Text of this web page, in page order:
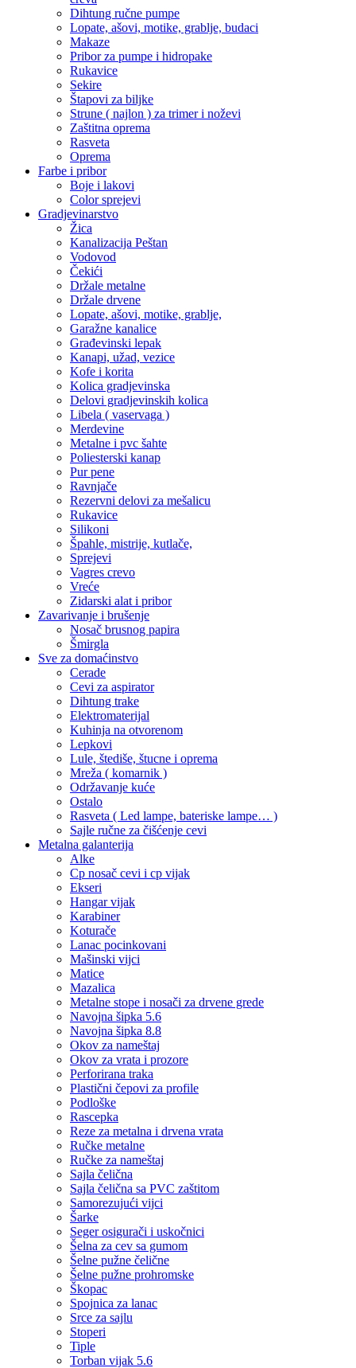
Dihtung ručne pumpe
Lopate, ašovi, motike, grablje, budaci
Makaze
Pribor za pumpe i hidropake
Rukavice
Sekire
Štapovi za biljke
Strune ( najlon ) za trimer i noževi
Zaštitna oprema
Rasveta
Oprema
Farbe i pribor
Boje i lakovi
Color sprejevi
Gradjevinarstvo
Žica
Kanalizacija Peštan
Vodovod
Čekići
Držale metalne
Držale drvene
Lopate, ašovi, motike, grablje,
Garažne kanalice
Građevinski lepak
Kanapi, užad, vezice
Kofe i korita
Kolica gradjevinska
Delovi gradjevinskih kolica
Libela ( vaservaga )
Merdevine
Metalne i pvc šahte
Poliesterski kanap
Pur pene
Ravnjače
Rezervni delovi za mešalicu
Rukavice
Silikoni
Špahle, mistrije, kutlače,
Sprejevi
Vagres crevo
Vreće
Zidarski alat i pribor
Zavarivanje i brušenje
Nosač brusnog papira
Šmirgla
Sve za domaćinstvo
Cerade
Cevi za aspirator
Dihtung trake
Elektromaterijal
Kuhinja na otvorenom
Lepkovi
Lule, štediše, štucne i oprema
Mreža ( komarnik )
Održavanje kuće
Ostalo
Rasveta ( Led lampe, bateriske lampe… )
Sajle ručne za čišćenje cevi
Metalna galanterija
Alke
Cp nosač cevi i cp vijak
Ekseri
Hangar vijak
Karabiner
Koturače
Lanac pocinkovani
Mašinski vijci
Matice
Mazalica
Metalne stope i nosači za drvene grede
Navojna šipka 5.6
Navojna šipka 8.8
Okov za nameštaj
Okov za vrata i prozore
Perforirana traka
Plastični čepovi za profile
Podloške
Rascepka
Reze za metalna i drvena vrata
Ručke metalne
Ručke za nameštaj
Sajla čelična
Sajla čelična sa PVC zaštitom
Samorezujući vijci
Šarke
Seger osigurači i uskočnici
Šelna za cev sa gumom
Šelne pužne čelične
Šelne pužne prohromske
Škopac
Spojnica za lanac
Srce za sajlu
Stoperi
Tiple
Torban vijak 5.6